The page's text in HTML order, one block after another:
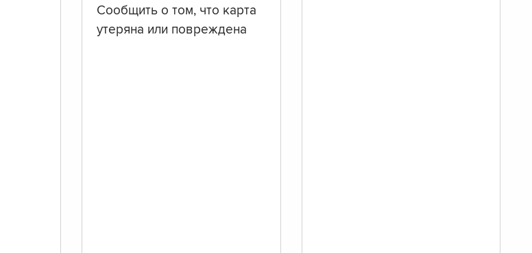
Сообщить о том, что карта
утеряна или повреждена